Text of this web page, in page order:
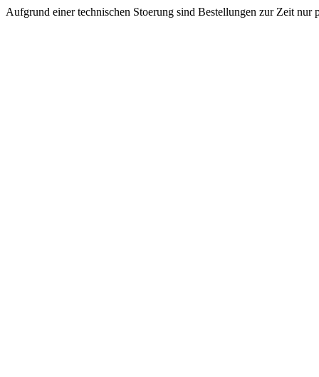
Aufgrund einer technischen Stoerung sind Bestellungen zur Zeit nur